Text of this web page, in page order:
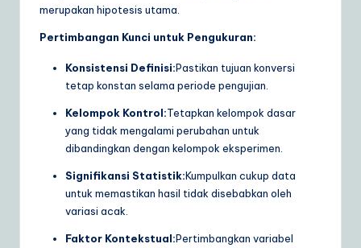
merupakan hipotesis utama.
Pertimbangan Kunci untuk Pengukuran:
Konsistensi Definisi:Pastikan tujuan konversi
tetap konstan selama periode pengujian.
Kelompok Kontrol:Tetapkan kelompok dasar
yang tidak mengalami perubahan untuk
dibandingkan dengan kelompok eksperimen.
Signifikansi Statistik:Kumpulkan cukup data
untuk memastikan hasil tidak disebabkan oleh
variasi acak.
Faktor Kontekstual:Pertimbangkan variabel